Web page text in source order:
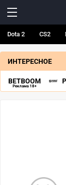
Dota 2 CS2
ИНТЕРЕСНОЕ
BETBOOM
Реклама 18+